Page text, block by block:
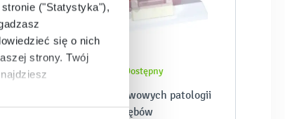
("Statystyka"),
się o nich
strony. Twój
Dostępny
Model podstawowych patologii
zębów